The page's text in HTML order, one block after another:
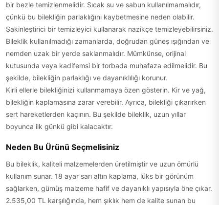
bir bezle temizlenmelidir. Sıcak su ve sabun kullanılmamalıdır,
çünkü bu bilekliğin parlaklığını kaybetmesine neden olabilir.
Sakinleştirici bir temizleyici kullanarak nazikçe temizleyebilirsiniz.
Bileklik kullanılmadığı zamanlarda, doğrudan güneş ışığından ve
nemden uzak bir yerde saklanmalıdır. Mümkünse, orijinal
kutusunda veya kadifemsi bir torbada muhafaza edilmelidir. Bu
şekilde, bilekliğin parlaklığı ve dayanıklılığı korunur.
Kirli ellerle bilekliğinizi kullanmamaya özen gösterin. Kir ve yağ,
bilekliğin kaplamasına zarar verebilir. Ayrıca, bilekliği çıkarırken
sert hareketlerden kaçının. Bu şekilde bileklik, uzun yıllar
boyunca ilk günkü gibi kalacaktır.
Neden Bu Ürünü Seçmelisiniz
Bu bileklik, kaliteli malzemelerden üretilmiştir ve uzun ömürlü
kullanım sunar. 18 ayar sarı altın kaplama, lüks bir görünüm
sağlarken, gümüş malzeme hafif ve dayanıklı yapısıyla öne çıkar.
2.535,00 TL karşılığında, hem şıklık hem de kalite sunan bu